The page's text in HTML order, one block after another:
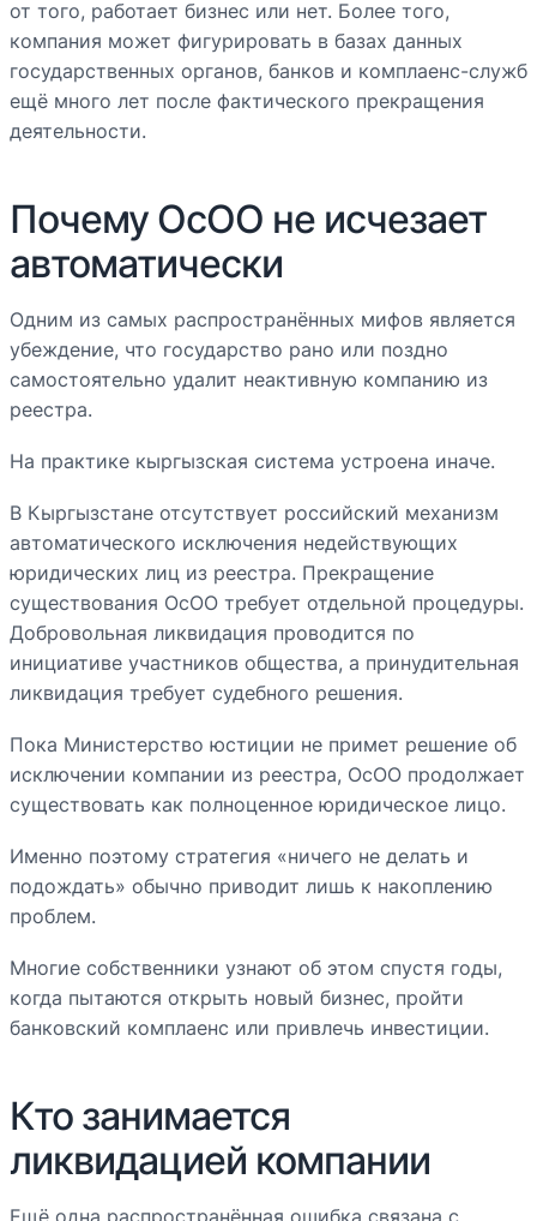
от того, работает бизнес или нет. Более того,
компания может фигурировать в базах данных
государственных органов, банков и комплаенс-служб
ещё много лет после фактического прекращения
деятельности.
Почему ОсОО не исчезает
автоматически
Одним из самых распространённых мифов является
убеждение, что государство рано или поздно
самостоятельно удалит неактивную компанию из
реестра.
На практике кыргызская система устроена иначе.
В Кыргызстане отсутствует российский механизм
автоматического исключения недействующих
юридических лиц из реестра. Прекращение
существования ОсОО требует отдельной процедуры.
Добровольная ликвидация проводится по
инициативе участников общества, а принудительная
ликвидация требует судебного решения.
Пока Министерство юстиции не примет решение об
исключении компании из реестра, ОсОО продолжает
существовать как полноценное юридическое лицо.
Именно поэтому стратегия «ничего не делать и
подождать» обычно приводит лишь к накоплению
проблем.
Многие собственники узнают об этом спустя годы,
когда пытаются открыть новый бизнес, пройти
банковский комплаенс или привлечь инвестиции.
Кто занимается
ликвидацией компании
Ещё одна распространённая ошибка связана с